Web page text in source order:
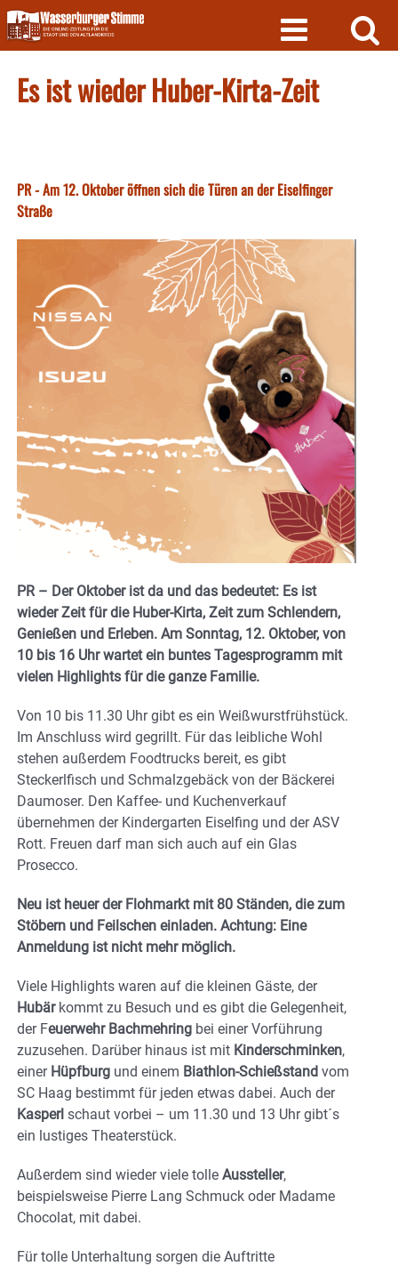
Skip
to
content
Es ist wieder Huber-Kirta-Zeit
PR - Am 12. Oktober öffnen sich die Türen an der Eiselfinger
Straße
PR – Der Oktober ist da und das bedeutet: Es ist
wieder Zeit für die Huber-Kirta, Zeit zum Schlendern,
Genießen und Erleben. Am Sonntag, 12. Oktober, von
10 bis 16 Uhr wartet ein buntes Tagesprogramm mit
vielen Highlights für die ganze Familie.
Von 10 bis 11.30 Uhr gibt es ein Weißwurstfrühstück.
Im Anschluss wird gegrillt. Für das leibliche Wohl
stehen außerdem Foodtrucks bereit, es gibt
Steckerlfisch und Schmalzgebäck von der Bäckerei
Daumoser. Den Kaffee- und Kuchenverkauf
übernehmen der Kindergarten Eiselfing und der ASV
Rott. Freuen darf man sich auch auf ein Glas
Prosecco.
Neu ist heuer der Flohmarkt mit 80 Ständen, die zum
Stöbern und Feilschen einladen. Achtung: Eine
Anmeldung ist nicht mehr möglich.
Viele Highlights waren auf die kleinen Gäste, der
Hubärkommt zu Besuch und es gibt die Gelegenheit,
der Feuerwehr Bachmehring bei einer Vorführung
zuzusehen. Darüber hinaus ist mit Kinderschminken,
einer Hüpfburg und einem Biathlon-Schießstand vom
SC Haag bestimmt für jeden etwas dabei. Auch der
Kasperl schaut vorbei – um 11.30 und 13 Uhr gibt´s
ein lustiges Theaterstück.
Außerdem sind wieder viele tolle Aussteller,
beispielsweise Pierre Lang Schmuck oder Madame
Chocolat, mit dabei.
Für tolle Unterhaltung sorgen die Auftritte